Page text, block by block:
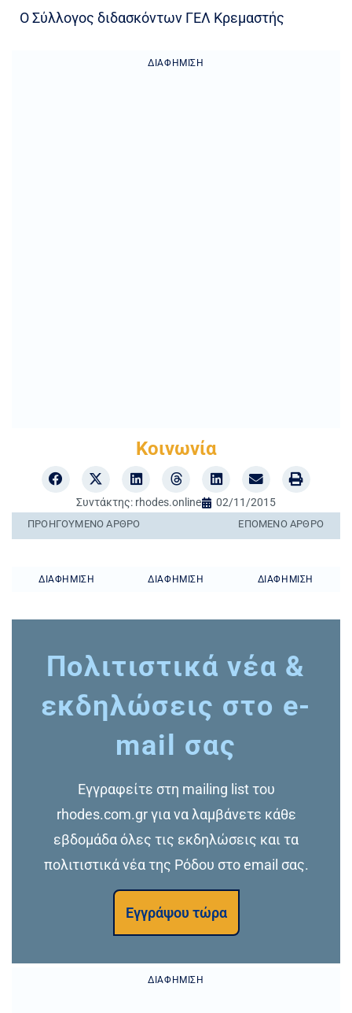
Ο Σύλλογος διδασκόντων ΓΕΛ Κρεμαστής
ΔΙΑΦΉΜΙΣΗ
Κοινωνία
Συντάκτης: rhodes.online 02/11/2015
ΠΡΟΗΓΟΎΜΕΝO ΆΡΘΡΟ ΕΠΌΜΕΝΟ ΆΡΘΡΟ
ΔΙΑΦΉΜΙΣΗ ΔΙΑΦΉΜΙΣΗ ΔΙΑΦΉΜΙΣΗ
Πολιτιστικά νέα &
εκδηλώσεις στο e-
mail σας
Εγγραφείτε στη mailing list του
rhodes.com.gr για να λαμβάνετε κάθε
εβδομάδα όλες τις εκδηλώσεις και τα
πολιτιστικά νέα της Ρόδου στο email σας.
Εγγράψου τώρα
ΔΙΑΦΉΜΙΣΗ